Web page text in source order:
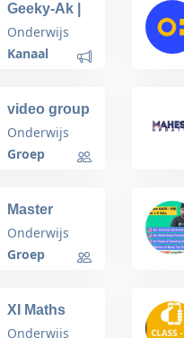
Geeky-Ak |
Free
Hacking
Courses |
Onderwijs
Kanaal
video group
Onderwijs
Groep
Master
KVPY JEE.
Onderwijs
Groep
XI Maths
Doubt Group
Onderwijs